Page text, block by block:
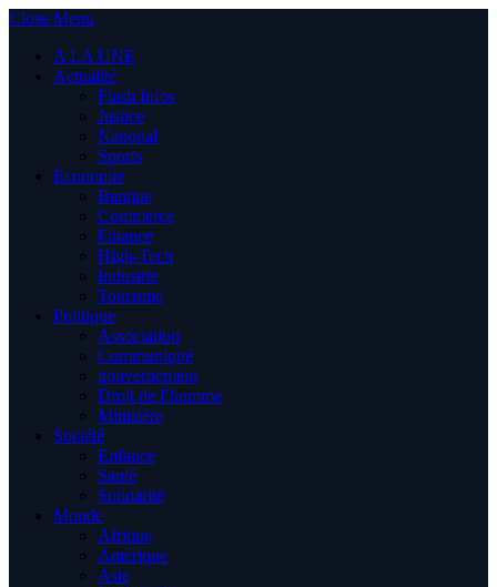
Close Menu
A LA UNE
Actualité
Flash Infos
Justice
National
Sports
Economie
Banque
Commerce
Finance
High-Tech
Industrie
Tourisme
Politique
Association
Communiqué
gouvernement
Droit de l’homme
Ministère
Société
Enfance
Santé
Solidarité
Monde
Afrique
Amérique
Asie